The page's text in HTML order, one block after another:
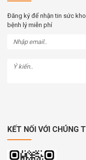
Đăng ký để nhận tin sức
bệnh lý miễn phí
KẾT NỐI VỚI CHÚNG